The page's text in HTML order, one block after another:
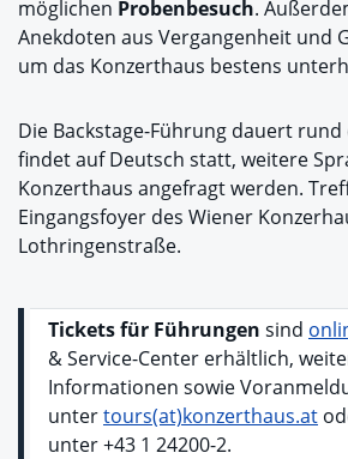
möglichen Probenbesuch.
Anekdoten aus Vergangenheit und
um das Konzerthaus bestens
Die Backstage-Führung dauert
findet auf Deutsch statt, weitere
Konzerthaus angefragt werden.
Eingangsfoyer des Wiener
Lothringenstraße.
Tickets für Führungen sind
& Service-Center erhältlich,
Informationen sowie
untertours(at)konzerthaus.at
unter +43 1 24200-2.